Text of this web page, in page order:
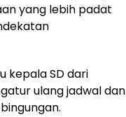
yang lebih padat
kepala SD dari
ulang jadwal dan